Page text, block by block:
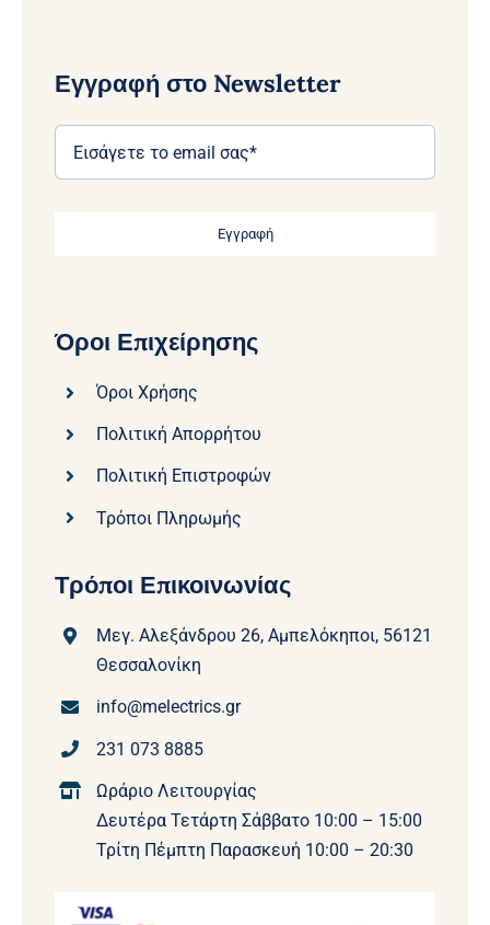
Εγγραφή στο Newsletter
Εγγραφή
Όροι Επιχείρησης
Όροι Χρήσης
Πολιτική Απορρήτου
Πολιτική Επιστροφών
Τρόποι Πληρωμής
Τρόποι Επικοινωνίας
Μεγ. Αλεξάνδρου 26, Αμπελόκηποι, 56121
Θεσσαλονίκη
info@melectrics.gr
231 073 8885
Ωράριο Λειτουργίας
Δευτέρα Τετάρτη Σάββατο 10:00 – 15:00
Τρίτη Πέμπτη Παρασκευή 10:00 – 20:30